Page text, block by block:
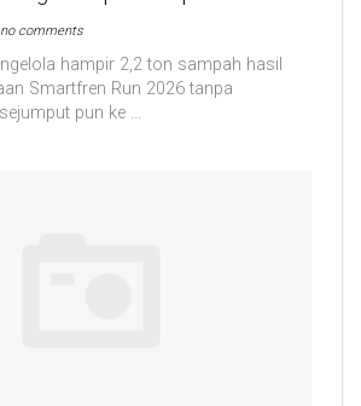
no comments
hampir 2,2 ton sampah hasil
Smartfren Run 2026 tanpa
pun ke ...